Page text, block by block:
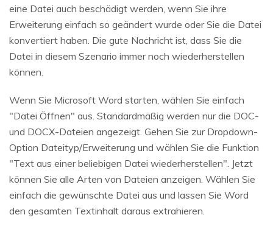
eine Datei auch beschädigt werden, wenn Sie ihre
Erweiterung einfach so geändert wurde oder Sie die Datei
konvertiert haben. Die gute Nachricht ist, dass Sie die
Datei in diesem Szenario immer noch wiederherstellen
können.
Wenn Sie Microsoft Word starten, wählen Sie einfach
"Datei Öffnen" aus. Standardmäßig werden nur die DOC-
und DOCX-Dateien angezeigt. Gehen Sie zur Dropdown-
Option Dateityp/Erweiterung und wählen Sie die Funktion
"Text aus einer beliebigen Datei wiederherstellen". Jetzt
können Sie alle Arten von Dateien anzeigen. Wählen Sie
einfach die gewünschte Datei aus und lassen Sie Word
den gesamten Textinhalt daraus extrahieren.